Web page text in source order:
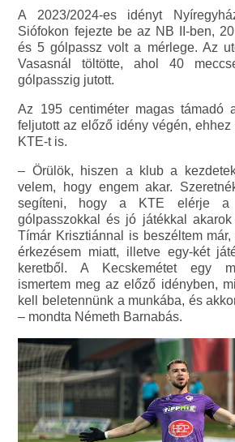
A 2023/2024-es idényt
Siófokon fejezte be az NB II-ben,
és 5 gólpassz volt a mérlege. Az
Vasasnál töltötte, ahol 40
gólpasszig jutott.
Az 195 centiméter magas támadó
feljutott az előző idény végén,
KTE-t is.
– Örülök, hiszen a klub a
velem, hogy engem akar.
segíteni, hogy a KTE elérje a
gólpasszokkal és jó játékkal
Tímár Krisztiánnal is beszéltem
érkezésem miatt, illetve egy-két
keretből. A Kecskemétet egy
ismertem meg az előző idényben,
kell beletennünk a munkába, és
– mondta Németh Barnabás.